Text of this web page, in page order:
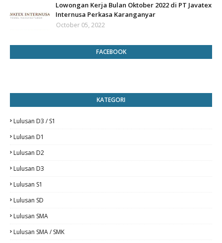
Lowongan Kerja Bulan Oktober 2022 di PT Javatex
Internusa Perkasa Karanganyar
October 05, 2022
FACEBOOK
KATEGORI
Lulusan D3 / S1
Lulusan D1
Lulusan D2
Lulusan D3
Lulusan S1
Lulusan SD
Lulusan SMA
Lulusan SMA / SMK